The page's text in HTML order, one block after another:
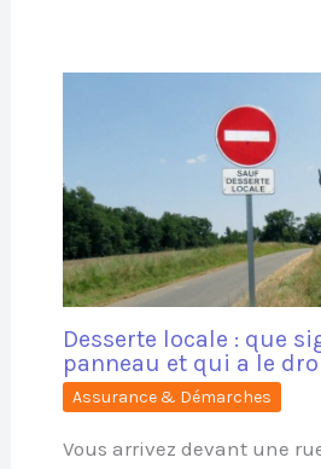
Desserte locale : que
panneau et qui a le
Assurance & Démarches
Vous arrivez devant une